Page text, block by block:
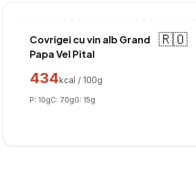
Covrigei cu vin alb Grand
Papa Vel Pital
🇷🇴
434kcal / 100g
P: 10gC: 70gG: 15g